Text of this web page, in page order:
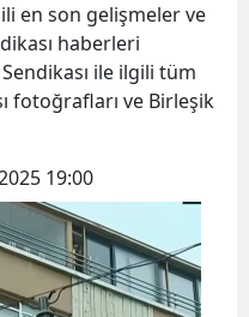
en son gelişmeler ve
haberleri
ile ilgili tüm
fotoğrafları ve Birleşik
19:00